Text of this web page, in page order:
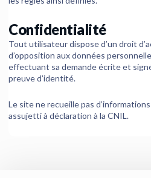
Confidentialité
Tout utilisateur dispose d’un droit
d’opposition aux données
effectuant sa demande écrite et
preuve d’identité.
Le site ne recueille pas
assujetti à déclaration à la CNIL.